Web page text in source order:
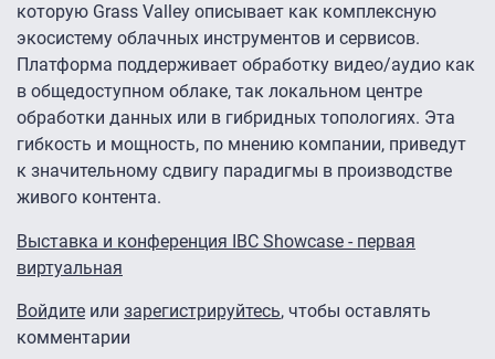
которую Grass Valley описывает как комплексную
экосистему облачных инструментов и сервисов.
Платформа поддерживает обработку видео/аудио как
в общедоступном облаке, так локальном центре
обработки данных или в гибридных топологиях. Эта
гибкость и мощность, по мнению компании, приведут
к значительному сдвигу парадигмы в производстве
живого контента.
Выставка и конференция IBC Showcase - первая
виртуальная
Войдите или зарегистрируйтесь, чтобы оставлять
комментарии